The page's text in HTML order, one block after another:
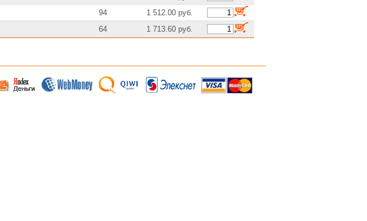
94 1 512.00 руб.
64 1 713.60 руб.